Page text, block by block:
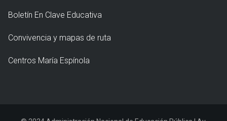
Boletín En Clave Educativa
Convivencia y mapas de ruta
Centros María Espínola